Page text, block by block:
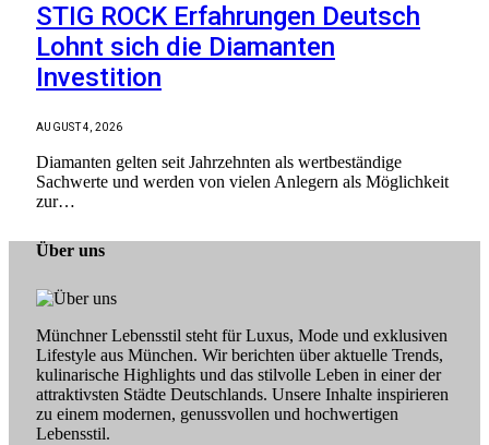
STIG ROCK Erfahrungen Deutsch
Lohnt sich die Diamanten
Investition
AUGUST 4, 2026
Diamanten gelten seit Jahrzehnten als wertbeständige
Sachwerte und werden von vielen Anlegern als Möglichkeit
zur…
Über uns
Münchner Lebensstil steht für Luxus, Mode und exklusiven
Lifestyle aus München. Wir berichten über aktuelle Trends,
kulinarische Highlights und das stilvolle Leben in einer der
attraktivsten Städte Deutschlands. Unsere Inhalte inspirieren
zu einem modernen, genussvollen und hochwertigen
Lebensstil.